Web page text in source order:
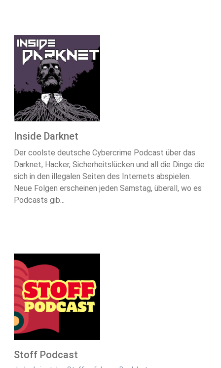
Inside Darknet
Der coolste deutsche Cybercrime Podcast über das
Darknet, Hacker, Sicherheitslücken und all die Dinge die
sich in den illegalen Seiten des Internets abspielen.
Neue Folgen erscheinen jeden Samstag, überall, wo es
Podcasts gib...
Stoff Podcast